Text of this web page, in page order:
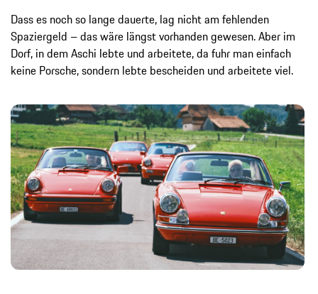
Dass es noch so lange dauerte, lag nicht am fehlenden
Spaziergeld – das wäre längst vorhanden gewesen. Aber im
Dorf, in dem Aschi lebte und arbeitete, da fuhr man einfach
keine Porsche, sondern lebte bescheiden und arbeitete viel.